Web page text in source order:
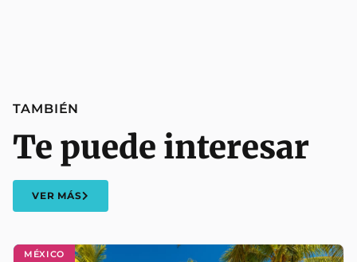
MÉXICO
TAMBIÉN
Te puede interesar
VER MÁS